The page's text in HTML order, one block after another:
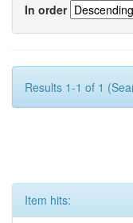
In order
Results 1-1 of 1
Item hits: